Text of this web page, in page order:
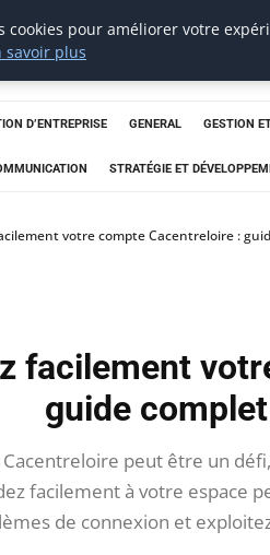
D’ENTREPRISE GENERAL GESTION
STRATÉGIE ET
votre compte Cacentreloire :
facilement
guide
peut être un
facilement à votre espace
de connexion et
cookies pour améliorer votre
savoir plus